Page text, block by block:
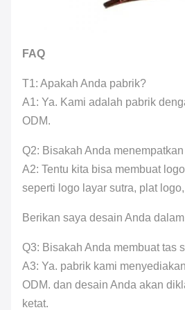
FAQ
T1: Apakah Anda pabrik?
A1: Ya. Kami adalah pabrik
ODM.
Q2: Bisakah Anda
A2: Tentu kita bisa membuat
seperti logo layar sutra, plat
Berikan saya desain Anda
Q3: Bisakah Anda membuat tas
A3: Ya. pabrik kami
ODM. dan desain Anda akan
ketat.